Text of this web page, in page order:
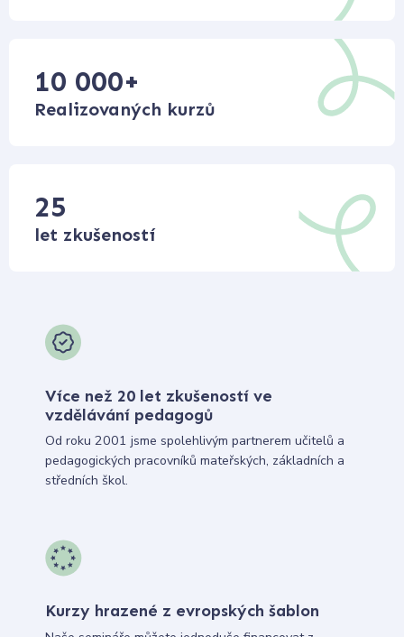
10 000+
Realizovaných kurzů
25
let zkušeností
Více než 20 let zkušeností ve
vzdělávání pedagogů
Od roku 2001 jsme spolehlivým partnerem učitelů a
pedagogických pracovníků mateřských, základních a
středních škol.
Kurzy hrazené z evropských šablon